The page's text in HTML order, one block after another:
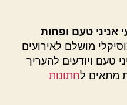
אניני טעם ופחות
מושלם לאירועים
טעם ויודעים להעריך
מתאים לחתונות